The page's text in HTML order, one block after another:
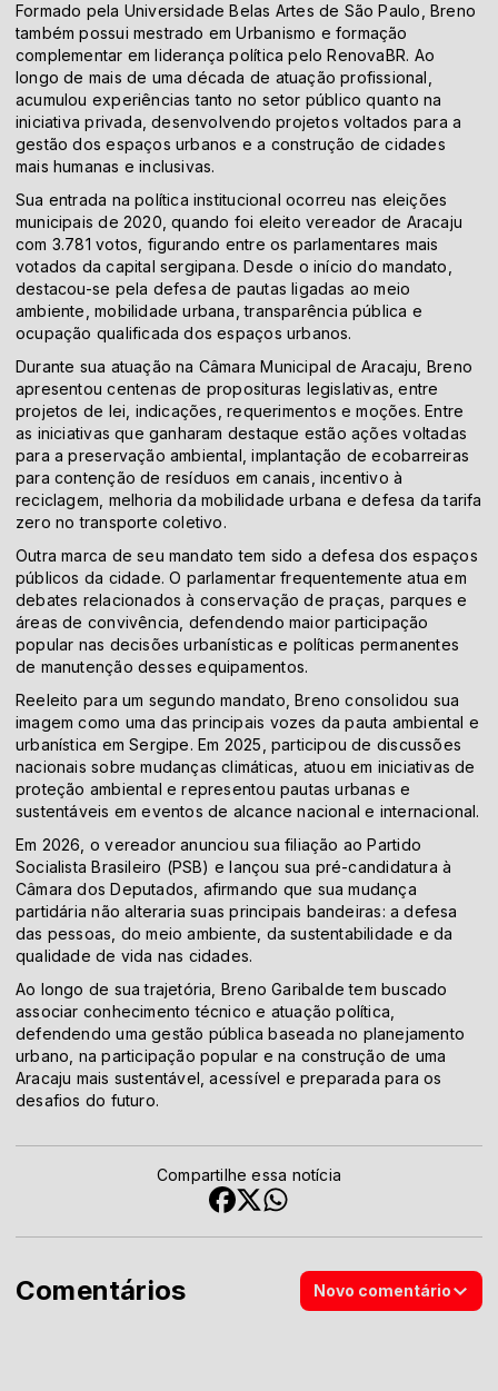
Formado pela Universidade Belas Artes de São Paulo, Breno
também possui mestrado em Urbanismo e formação
complementar em liderança política pelo RenovaBR. Ao
longo de mais de uma década de atuação profissional,
acumulou experiências tanto no setor público quanto na
iniciativa privada, desenvolvendo projetos voltados para a
gestão dos espaços urbanos e a construção de cidades
mais humanas e inclusivas.
Sua entrada na política institucional ocorreu nas eleições
municipais de 2020, quando foi eleito vereador de Aracaju
com 3.781 votos, figurando entre os parlamentares mais
votados da capital sergipana. Desde o início do mandato,
destacou-se pela defesa de pautas ligadas ao meio
ambiente, mobilidade urbana, transparência pública e
ocupação qualificada dos espaços urbanos.
Durante sua atuação na Câmara Municipal de Aracaju, Breno
apresentou centenas de proposituras legislativas, entre
projetos de lei, indicações, requerimentos e moções. Entre
as iniciativas que ganharam destaque estão ações voltadas
para a preservação ambiental, implantação de ecobarreiras
para contenção de resíduos em canais, incentivo à
reciclagem, melhoria da mobilidade urbana e defesa da tarifa
zero no transporte coletivo.
Outra marca de seu mandato tem sido a defesa dos espaços
públicos da cidade. O parlamentar frequentemente atua em
debates relacionados à conservação de praças, parques e
áreas de convivência, defendendo maior participação
popular nas decisões urbanísticas e políticas permanentes
de manutenção desses equipamentos.
Reeleito para um segundo mandato, Breno consolidou sua
imagem como uma das principais vozes da pauta ambiental e
urbanística em Sergipe. Em 2025, participou de discussões
nacionais sobre mudanças climáticas, atuou em iniciativas de
proteção ambiental e representou pautas urbanas e
sustentáveis em eventos de alcance nacional e internacional.
Em 2026, o vereador anunciou sua filiação ao Partido
Socialista Brasileiro (PSB) e lançou sua pré-candidatura à
Câmara dos Deputados, afirmando que sua mudança
partidária não alteraria suas principais bandeiras: a defesa
das pessoas, do meio ambiente, da sustentabilidade e da
qualidade de vida nas cidades.
Ao longo de sua trajetória, Breno Garibalde tem buscado
associar conhecimento técnico e atuação política,
defendendo uma gestão pública baseada no planejamento
urbano, na participação popular e na construção de uma
Aracaju mais sustentável, acessível e preparada para os
desafios do futuro.
Compartilhe essa notícia
Comentários Novo comentário